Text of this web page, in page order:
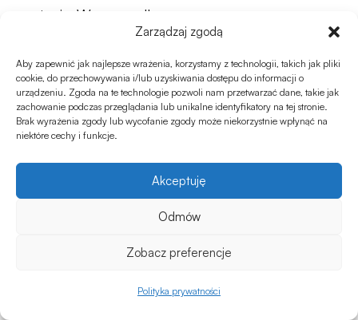
Zarządzaj zgodą
Aby zapewnić jak najlepsze wrażenia, korzystamy z technologii, takich jak pliki
cookie, do przechowywania i/lub uzyskiwania dostępu do informacji o
urządzeniu. Zgoda na te technologie pozwoli nam przetwarzać dane, takie jak
zachowanie podczas przeglądania lub unikalne identyfikatory na tej stronie.
Brak wyrażenia zgody lub wycofanie zgody może niekorzystnie wpłynąć na
niektóre cechy i funkcje.
Akceptuję
Odmów
Zobacz preferencje
Polityka prywatności
zużycia. W przypadku
stwierdzenia takich
problemów, warto jak
najszybciej
przeprowadzić
naprawę, aby uniknąć
Podsumowując,
tarasie niezadaszonym